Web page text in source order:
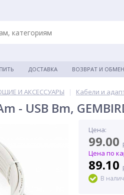
ДОСТАВКА ВОЗВРАТ И
И АКСЕССУАРЫ | Кабели и
- USB Bm,
Цена:
99.00
Цена по
89.10
В